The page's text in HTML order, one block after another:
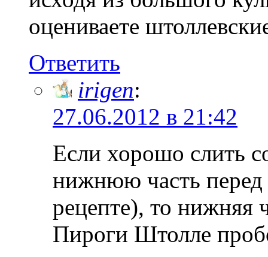
оцениваете
Ответить
irigen:
27.06.2012 в 21:42
Если хорошо слить
нижнюю часть перед
рецепте), то нижняя
Пироги Штолле